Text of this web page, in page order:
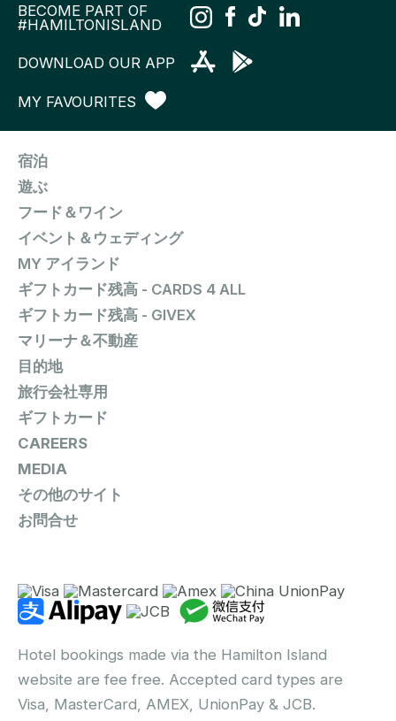
BECOME PART OF
#HAMILTONISLAND
DOWNLOAD OUR APP
MY FAVOURITES
宿泊
遊ぶ
フード＆ワイン
イベント＆ウェディング
MY アイランド
ギフトカード残高 - CARDS 4 ALL
ギフトカード残高 - GIVEX
マリーナ＆不動産
目的地
旅行会社専用
ギフトカード
CAREERS
MEDIA
その他のサイト
お問合せ
Hotel bookings made via the Hamilton Island
website are fee free. Accepted card types are
Visa, MasterCard, AMEX, UnionPay & JCB.